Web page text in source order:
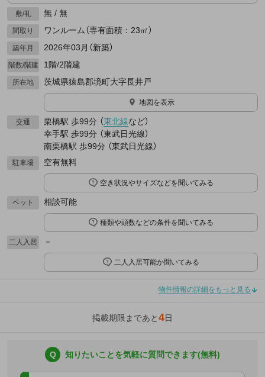
敷/礼 無 / 無
間取り ワンルーム（専有面積：23㎡）
築年月 2026年03月（新築）
階数/階建 1階/2階建
所在地 茨城県猿島郡境町大字長井戸
地図を表示
交通 栗橋駅 歩99分 （東北線など）
幸手駅 歩99分 （東武日光線）
南栗橋駅 歩99分 （東武日光線）
駐車場 空有無料
空き状況やサイズなどを聞いてみる
ペット 相談可能
種類や頭数などの条件を聞いてみる
二人入居 －
二人入居可能か聞いてみる
物件情報の詳細をもっと見る
掲載期限まであと4日
Q 知りたいことを気軽に質問できます(無料)